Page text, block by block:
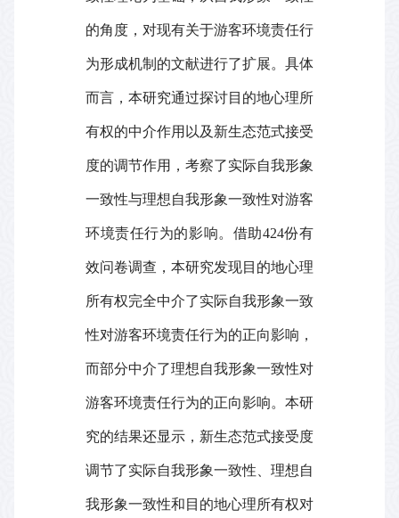
的角度，对现有关于游客环境责任行
为形成机制的文献进行了扩展。具体
而言， 本研究通过探讨目的地心理所
有权的中介作用以及新生态范式接受
度的调节作用，考察了实际自我形象
一致性与理想自我形象一致性对游客
环境责任行为的影响。借助424份有
效问卷调查，本研究发现目的地心理
所有权完全中介了实际自我形象一致
性对游客环境责任行为的正向影响，
而部分中介了理想自我形象一致性对
游客环境责任行为的正向影响。本研
究的结果还显示，新生态范式接受度
调节了实际自我形象一致性、理想自
我形象一致性和目的地心理所有权对